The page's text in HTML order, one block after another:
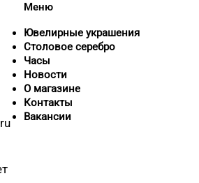
Меню
Ювелирные украшения
Столовое серебро
Часы
Новости
О магазине
Контакты
Вакансии